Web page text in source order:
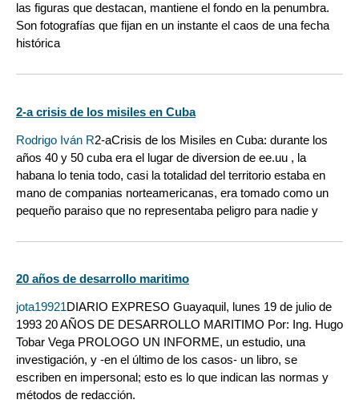
las figuras que destacan, mantiene el fondo en la penumbra.
Son fotografías que fijan en un instante el caos de una fecha
histórica
2-a crisis de los misiles en Cuba
Rodrigo Iván R2-aCrisis de los Misiles en Cuba: durante los
años 40 y 50 cuba era el lugar de diversion de ee.uu , la
habana lo tenia todo, casi la totalidad del territorio estaba en
mano de companias norteamericanas, era tomado como un
pequeño paraiso que no representaba peligro para nadie y
20 años de desarrollo maritimo
jota19921DIARIO EXPRESO Guayaquil, lunes 19 de julio de
1993 20 AÑOS DE DESARROLLO MARITIMO Por: Ing. Hugo
Tobar Vega PROLOGO UN INFORME, un estudio, una
investigación, y -en el último de los casos- un libro, se
escriben en impersonal; esto es lo que indican las normas y
métodos de redacción.